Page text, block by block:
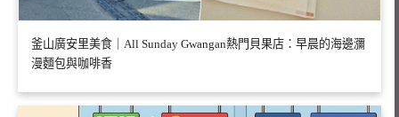
釜山廣安里美食｜All Sunday Gwangan熱門貝果店：早晨的海邊瀰
漫麵包與咖啡香